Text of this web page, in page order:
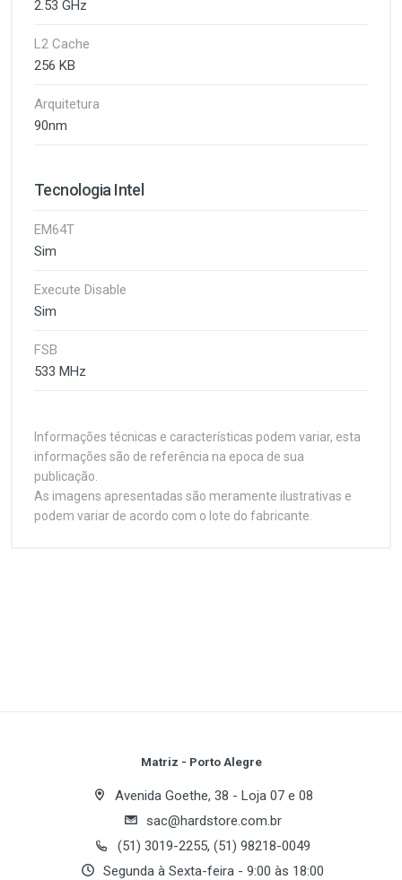
2.53 GHz
L2 Cache
256 KB
Arquitetura
90nm
Tecnologia Intel
EM64T
Sim
Execute Disable
Sim
FSB
533 MHz
Informações técnicas e características podem variar, esta
informações são de referência na epoca de sua
publicação.
As imagens apresentadas são meramente ilustrativas e
podem variar de acordo com o lote do fabricante.
Arquitetura
Your Name
Email Address
Matriz - Porto Alegre
Avenida Goethe, 38 - Loja 07 e 08
sac@hardstore.com.br
(51) 3019-2255, (51) 98218-0049
Segunda à Sexta-feira - 9:00 às 18:00